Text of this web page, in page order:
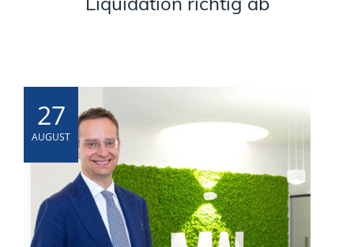
27
AUGUST